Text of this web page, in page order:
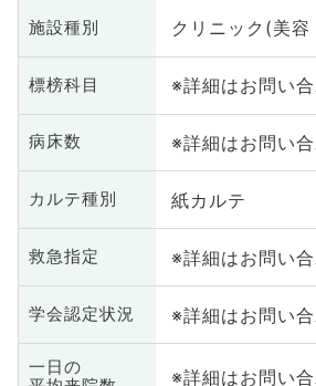
施設種別 クリニック(美容
標榜科目 ※詳細はお問い
病床数 ※詳細はお問い
カルテ種別 紙カルテ
救急指定 ※詳細はお問い
学会認定状況 ※詳細はお問い
一日の
※詳細はお問い